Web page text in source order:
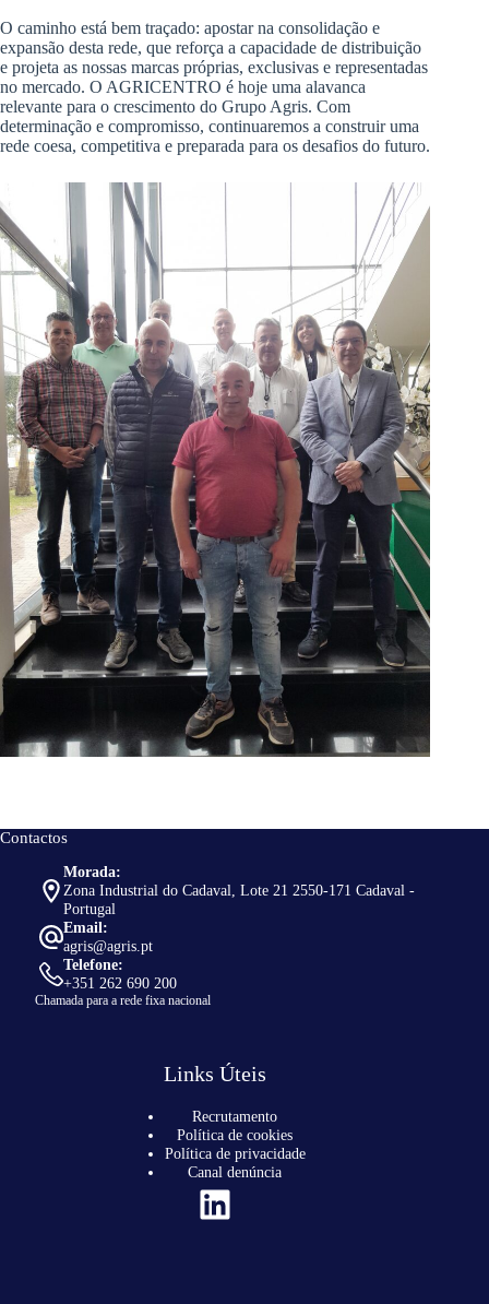
O caminho está bem traçado: apostar na consolidação e
expansão desta rede, que reforça a capacidade de distribuição
e projeta as nossas marcas próprias, exclusivas e representadas
no mercado. O AGRICENTRO é hoje uma alavanca
relevante para o crescimento do Grupo Agris. Com
determinação e compromisso, continuaremos a construir uma
rede coesa, competitiva e preparada para os desafios do futuro.
Contactos
Morada:
Zona Industrial do Cadaval, Lote 21 2550-171 Cadaval -
Portugal
Email:
agris@agris.pt
Telefone:
+351 262 690 200
Chamada para a rede fixa nacional
Links Úteis
Recrutamento
Política de cookies
Política de privacidade
Canal denúncia
LinkedIn